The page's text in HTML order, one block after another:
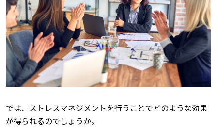
では、ストレスマネジメントを行うことでどのような効果
が得られるのでしょうか。